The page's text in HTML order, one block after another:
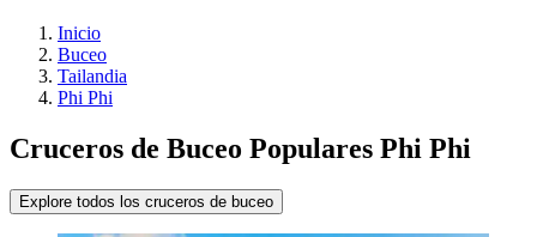
Inicio
Buceo
Tailandia
Phi Phi
Cruceros de Buceo Populares Phi Phi
Explore todos los cruceros de buceo